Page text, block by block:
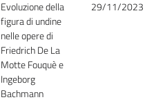
Evoluzione della
figura di undine
nelle opere di
Friedrich De La
Motte Fouquè e
Ingeborg
Bachmann
29/11/2023